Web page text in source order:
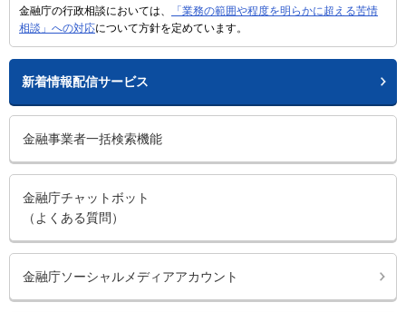
金融庁の行政相談においては、
「業務の範囲や程度を明らかに超える苦情
相談」への対応について方針を定めています。
新着情報配信サービス
金融事業者一括検索機能
金融庁チャットボット
（よくある質問）
金融庁ソーシャルメディアアカウント